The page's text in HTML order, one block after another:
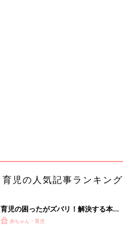
0％OFF以上が続々登場！Amazonの
本気が...
PR（Amazon）